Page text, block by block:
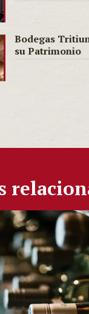
Bodegas
su Patrimonio